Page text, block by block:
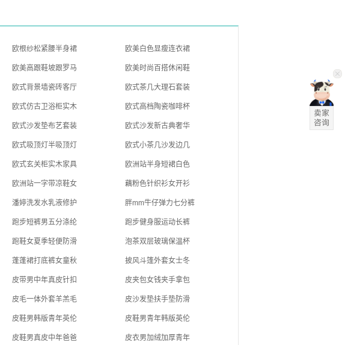
欧根纱松紧腰半身裙 欧美白色显瘦连衣裙
欧美高跟鞋坡跟罗马 欧美时尚百搭休闲鞋
欧式背景墙瓷砖客厅 欧式茶几大理石套装
欧式仿古卫浴柜实木 欧式高档陶瓷咖啡杯
欧式沙发垫布艺套装 欧式沙发新古典奢华
欧式吸顶灯半吸顶灯 欧式小茶几沙发边几
欧式玄关柜实木家具 欧洲站半身短裙白色
欧洲站一字带凉鞋女 藕粉色针织衫女开衫
潘婷洗发水乳液修护 胖mm牛仔弹力七分裤
跑步短裤男五分涤纶 跑步健身服运动长裤
跑鞋女夏季轻便防滑 泡茶双层玻璃保温杯
蓬蓬裙打底裤女童秋 披风斗篷外套女士冬
皮带男中年真皮针扣 皮夹包女钱夹手拿包
皮毛一体外套羊羔毛 皮沙发垫扶手垫防滑
皮鞋男韩版青年英伦 皮鞋男青年韩版英伦
皮鞋男真皮中年爸爸 皮衣男加绒加厚青年